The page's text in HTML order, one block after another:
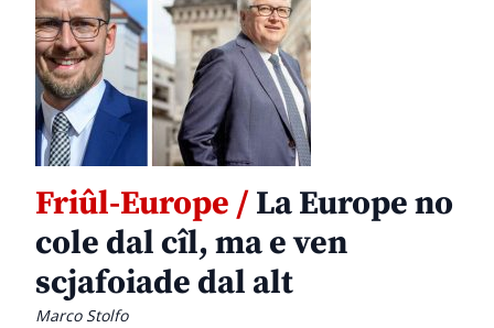
Friûl-Europe /La Europe no
cole dal cîl, ma e ven
scjafoiade dal alt
Marco Stolfo